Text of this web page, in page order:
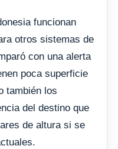
funcionan
otros sistemas de
con una alerta
poca superficie
también los
del destino que
de altura si se